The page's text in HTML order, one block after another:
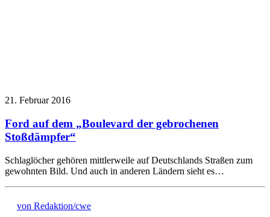
21. Februar 2016
Ford auf dem „Boulevard der gebrochenen
Stoßdämpfer“
Schlaglöcher gehören mittlerweile auf Deutschlands Straßen zum
gewohnten Bild. Und auch in anderen Ländern sieht es…
von Redaktion/cwe